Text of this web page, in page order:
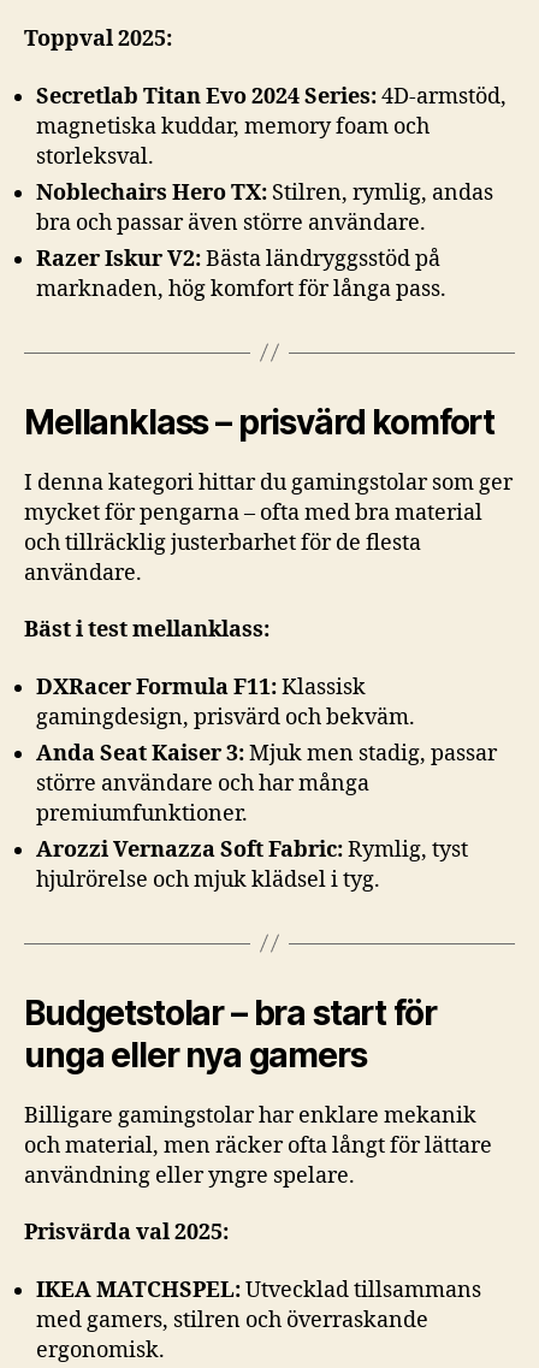
Toppval 2025:
Secretlab Titan Evo 2024 Series:4D-armstöd,
magnetiska kuddar, memory foam och
storleksval.
Noblechairs Hero TX: Stilren, rymlig, andas
bra och passar även större användare.
Razer Iskur V2:Bästa ländryggsstöd på
marknaden, hög komfort för långa pass.
Mellanklass – prisvärd komfort
I denna kategori hittar du gamingstolar som ger
mycket för pengarna – ofta med bra material
och tillräcklig justerbarhet för de flesta
användare.
Bäst i test mellanklass:
DXRacer Formula F11:Klassisk
gamingdesign, prisvärd och bekväm.
Anda Seat Kaiser 3:Mjuk men stadig, passar
större användare och har många
premiumfunktioner.
Arozzi Vernazza Soft Fabric:Rymlig, tyst
hjulrörelse och mjuk klädsel i tyg.
Budgetstolar – bra start för
unga eller nya gamers
Billigare gamingstolar har enklare mekanik
och material, men räcker ofta långt för lättare
användning eller yngre spelare.
Prisvärda val 2025:
IKEA MATCHSPEL:Utvecklad tillsammans
med gamers, stilren och överraskande
ergonomisk.